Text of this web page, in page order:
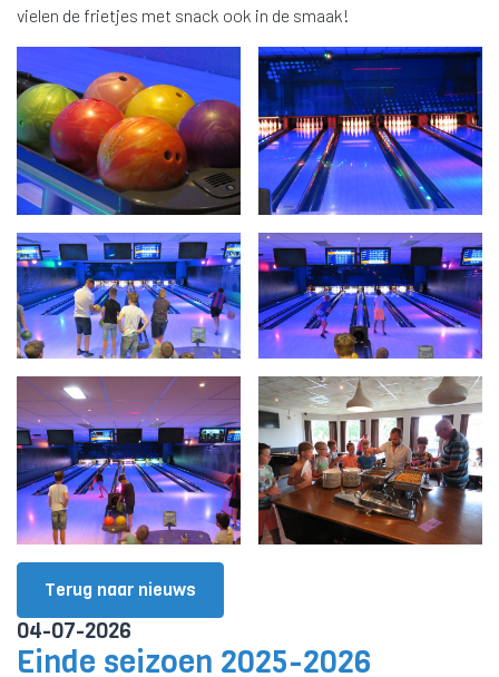
vielen de frietjes met snack ook in de smaak!
Terug naar nieuws
04-07-2026
Einde seizoen 2025-2026